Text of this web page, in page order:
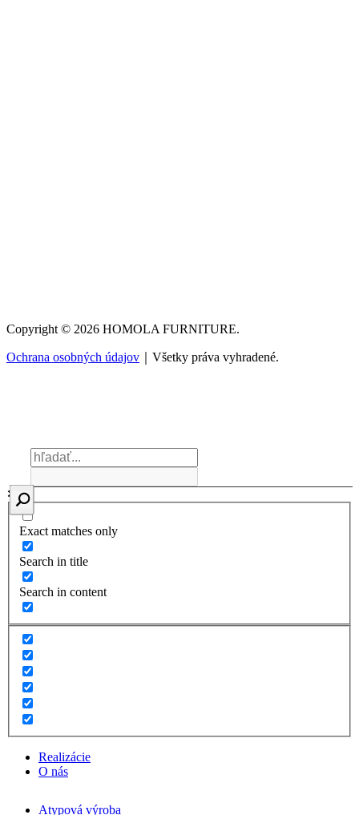
Copyright © 2026 HOMOLA FURNITURE.
Ochrana osobných údajov ｜Všetky práva vyhradené.
Exact matches only
Search in title
Search in content
Realizácie
O nás
Atypová výroba